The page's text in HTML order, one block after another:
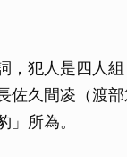
，犯人是四人
佐久間凌（渡
」所為。